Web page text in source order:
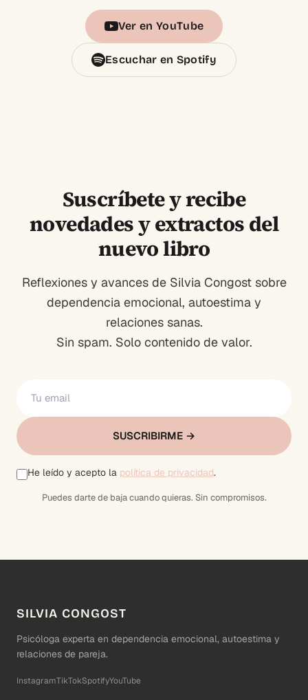
Ver en YouTube
Escuchar en Spotify
Suscríbete y recibe
novedades y extractos del
nuevo libro
Reflexiones y avances de Silvia Congost sobre
dependencia emocional, autoestima y
relaciones sanas.
Sin spam. Solo contenido de valor.
SUSCRIBIRME →
He leído y acepto la política de privacidad.
Puedes darte de baja cuando quieras. Sin compromisos.
SILVIA CONGOST
Psicóloga experta en dependencia emocional, autoestima y
relaciones de pareja.
InstagramTikTokSpotifyYouTube